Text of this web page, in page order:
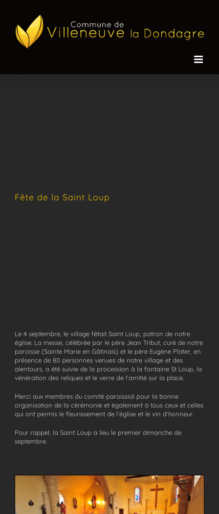
Fête de la Saint Loup
Le 4 septembre, le village fêtait Saint Loup, patron de notre
église. La messe, célébrée par le père Jean Tribut, curé de notre
paroisse (Sainte Marie en Gâtinais) et le père Eugène Plater, en
présence de 80 personnes venues de notre village et des
alentours, a été suivie de la procession à la fontaine St Loup, la
vénération des reliques et le verre de l’amitié sur la place.
Merci aux membres du comité paroissial pour la bonne
organisation de la cérémonie et également à tous ceux et celles
qui ont permis le fleurissement de l’église et le vin d’honneur.
Pour rappel, la Saint Loup a lieu le premier dimanche de
septembre.